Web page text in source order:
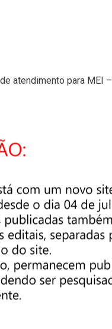
atendimento para MEI –
14 às 17 horas. E o
a melhoria no